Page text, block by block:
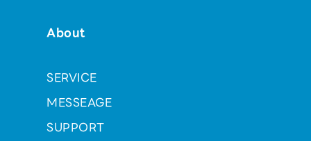
About
SERVICE
MESSEAGE
SUPPORT